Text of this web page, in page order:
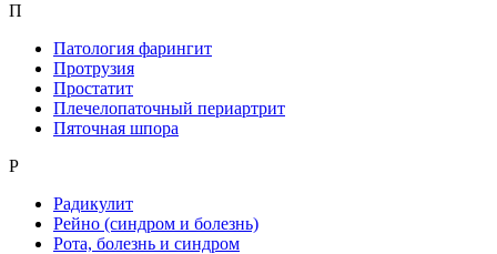
П
Патология фарингит
Протрузия
Простатит
Плечелопаточный периартрит
Пяточная шпора
Р
Радикулит
Рейно (синдром и болезнь)
Рота, болезнь и синдром